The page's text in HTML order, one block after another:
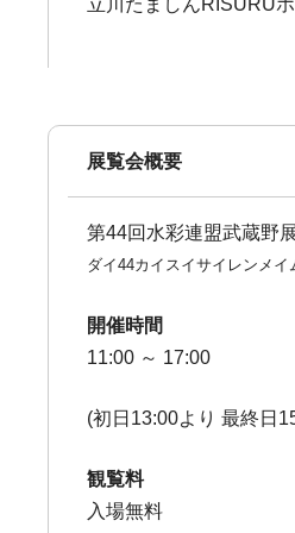
立川たましんRISURU
展覧会概要
第44回水彩連盟武蔵野
ダイ44カイスイサイレンメイ
開催時間
11:00 ～ 17:00
(初日13:00より 最終日
観覧料
入場無料